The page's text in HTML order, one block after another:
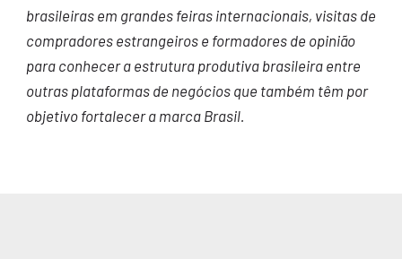
brasileiras em grandes feiras internacionais, visitas de
compradores estrangeiros e formadores de opinião
para conhecer a estrutura produtiva brasileira entre
outras plataformas de negócios que também têm por
objetivo fortalecer a marca Brasil.